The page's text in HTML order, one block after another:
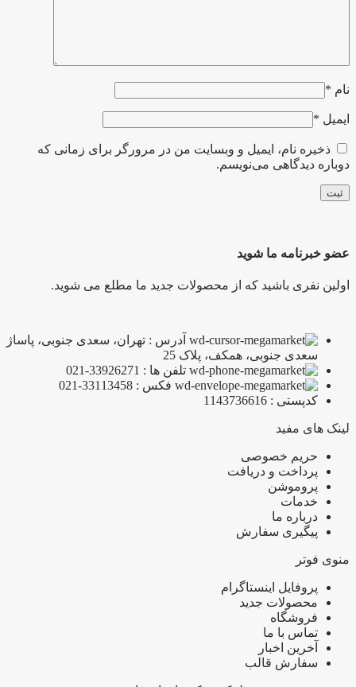
نام *
ایمیل *
ذخیره نام، ایمیل و وبسایت من در مرورگر برای زمانی که
دوباره دیدگاهی می‌نویسم.
عضو خبرنامه ما شوید
اولین نفری باشید که از محصولات جدید ما مطلع می شوید.
آدرس : تهران، سعدی جنوبی، پاساژ
سعدی جنوبی، همکف، پلاک 25
تلفن ها : 33926271-021
فکس : 33113458-021
کدپستی : 1143736616
لینک های مفید
حریم خصوصی
پرداخت و دریافت
پروموشن
خدمات
درباره ما
پیگیری سفارش
منوی فوتر
پروفایل اینستاگرام
محصولات جدید
فروشگاه
تماس با ما
آخرین اخبار
سفارش قالب